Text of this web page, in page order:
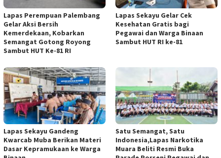
Lapas Perempuan Palembang
Gelar Aksi Bersih
Kemerdekaan, Kobarkan
Semangat Gotong Royong
Sambut HUT Ke-81 RI
Lapas Sekayu Gelar Cek
Kesehatan Gratis bagi
Pegawai dan Warga Binaan
Sambut HUT RI ke-81
Lapas Sekayu Gandeng
Kwarcab Muba Berikan Materi
Dasar Kepramukaan ke Warga
Satu Semangat, Satu
Indonesia,Lapas Narkotika
Muara Beliti Resmi Buka